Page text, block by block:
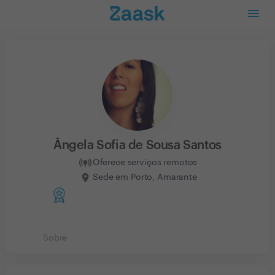
Ângela Sofia de Sousa Santos
Oferece serviços remotos
Sede em Porto, Amarante
Sobre